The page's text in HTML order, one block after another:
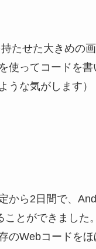
たせた大きめの
使ってコードを
うな気がします）
から2日間で、
ことができました
のWebコードを